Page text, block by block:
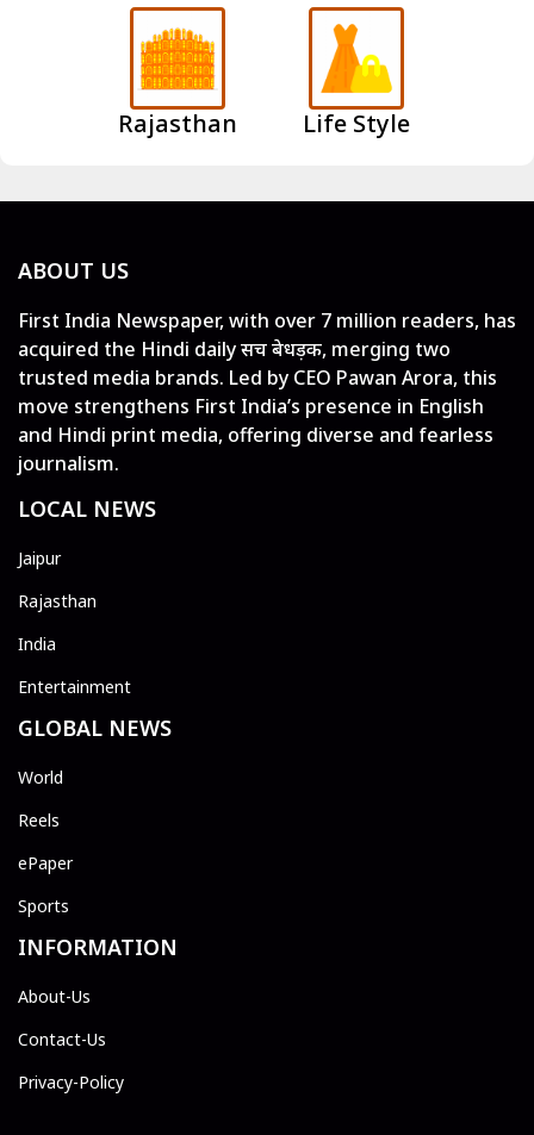
Rajasthan Life Style
ABOUT US
First India Newspaper, with over 7 million readers, has
acquired the Hindi daily सच बेधड़क, merging two
trusted media brands. Led by CEO Pawan Arora, this
move strengthens First India’s presence in English
and Hindi print media, offering diverse and fearless
journalism.
LOCAL NEWS
Jaipur
Rajasthan
India
Entertainment
GLOBAL NEWS
World
Reels
ePaper
Sports
INFORMATION
About-Us
Contact-Us
Privacy-Policy